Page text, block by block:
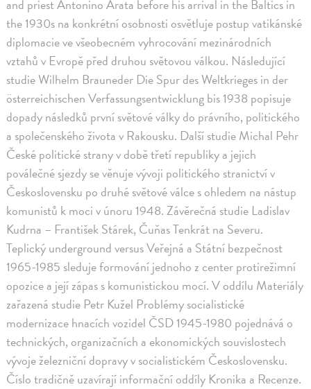
and priest Antonino Arata before his arrival in the Baltics in
the 1930s na konkrétní osobnosti osvětluje postup vatikánské
diplomacie ve všeobecném vyhrocování mezinárodních
vztahů v Evropě před druhou světovou válkou. Následující
studie Wilhelm Brauneder Die Spur des Weltkrieges in der
österreichischen Verfassungsentwicklung bis 1938 popisuje
dopady následků první světové války do právního, politického
a společenského života v Rakousku. Další studie Michal Pehr
České politické strany v době třetí republiky a jejich
poválečné sjezdy se věnuje vývoji politického stranictví v
Československu po druhé světové válce s ohledem na nástup
komunistů k moci v únoru 1948. Závěrečná studie Ladislav
Kudrna – František Stárek, Čuňas Tenkrát na Severu.
Teplický underground versus Veřejná a Státní bezpečnost
1965-1985 sleduje formování jednoho z center protirežimní
opozice a její zápas s komunistickou mocí. V oddílu Materiály
zařazená studie Petr Kužel Problémy socialistické
modernizace hnacích vozidel ČSD 1945-1980 pojednává o
technických, organizačních a ekonomických souvislostech
vývoje železniční dopravy v socialistickém Československu.
Číslo tradičně uzavírají informační oddíly Kronika a Recenze.